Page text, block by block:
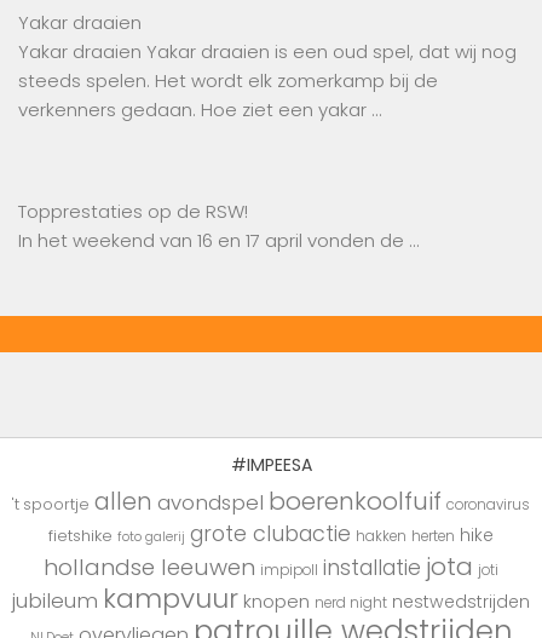
Yakar draaien
Yakar draaien Yakar draaien is een oud spel, dat wij nog
steeds spelen. Het wordt elk zomerkamp bij de
verkenners gedaan. Hoe ziet een yakar …
Topprestaties op de RSW!
In het weekend van 16 en 17 april vonden de …
#IMPEESA
't spoortje allen avondspel boerenkoolfuif coronavirus
fietshike foto galerij grote clubactie hakken herten hike
hollandse leeuwen impipoll installatie jota joti
jubileum kampvuur knopen nerd night nestwedstrijden